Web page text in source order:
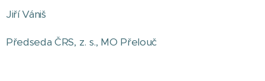
Jiří Vániš
Předseda ČRS, z. s., MO Přelouč